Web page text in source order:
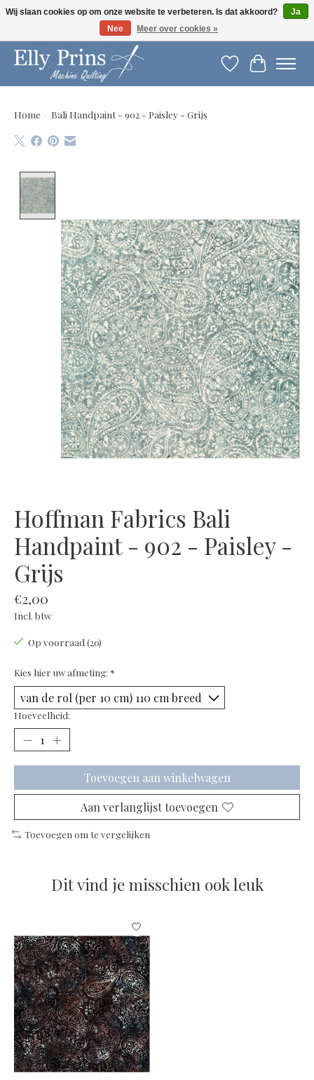
Let op: gewijzigde openingstijden!
Verlanglijst
Home / Bali Handpaint - 902 - Paisley - Grijs
Hoffman Fabrics Bali
Handpaint - 902 - Paisley -
Grijs
€2,00
Incl. btw
Op voorraad (20)
Kies hier uw afmeting: *
Hoeveelheid:
Toevoegen aan winkelwagen
Aan verlanglijst toevoegen
Toevoegen om te vergelijken
Dit vind je misschien ook leuk
Items van productcarrousel
Wij slaan cookies op om onze website te verbeteren. Is dat akkoord?
Ja
Nee
Meer over cookies »